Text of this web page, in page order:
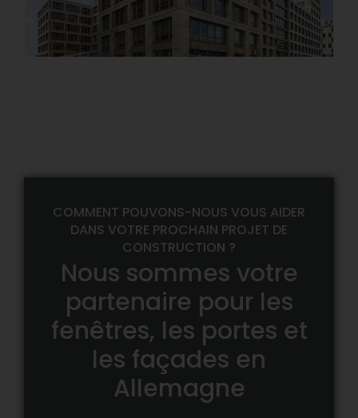
COMMENT POUVONS-NOUS VOUS AIDER
DANS VOTRE PROCHAIN PROJET DE
CONSTRUCTION ?
Nous sommes votre
partenaire pour les
fenêtres, les portes et
les façades en
Allemagne